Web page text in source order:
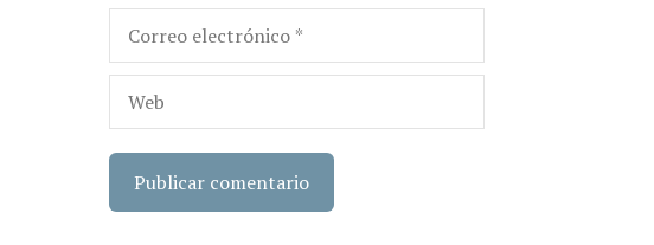
Correo
electrónico
Web